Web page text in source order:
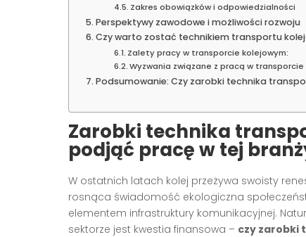
Zakres obowiązków i odpowiedzialności
Perspektywy zawodowe i możliwości rozwoju
Czy warto zostać technikiem transportu
Zalety pracy w transporcie kolejowym:
Wyzwania związane z pracą w
Podsumowanie: Czy zarobki technika
Zarobki technika
podjąć pracę w tej
W ostatnich latach kolej przeżywa swoisty
rosnąca świadomość ekologiczna
elementem infrastruktury komunikacyjnej.
sektorze jest kwestia finansowa – czy zarobki